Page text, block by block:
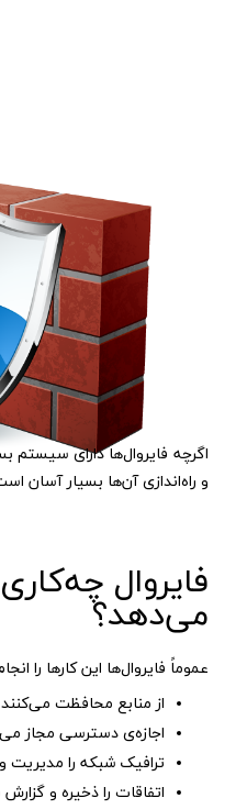
اگرچه فایروال‌ها دارای
و راه‌اندازی آن‌ها بسیار آسان
فایروال
می‌دهد؟
عموماً فایروال‌ها این کارها را
از منابع محافظت
اجازه‌ی دسترسی مجاز
ترافیک شبکه را مدیریت
اتفاقات را ذخیره و